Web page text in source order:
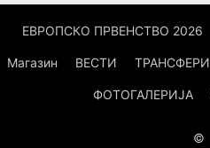
ЕВРОПСКО ПРВЕНСТВО 2026
Магазин ВЕСТИ ТРАНСФЕРИ
ФОТОГАЛЕРИЈА
©